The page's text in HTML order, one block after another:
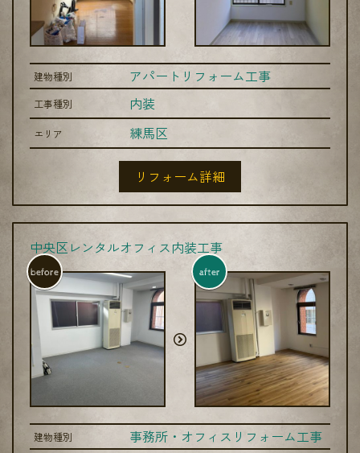
建物種別 アパートリフォーム工事
工事種別 内装
エリア 練馬区
リフォーム詳細
中央区レンタルオフィス内装工事
before after
建物種別 事務所・オフィスリフォーム工事